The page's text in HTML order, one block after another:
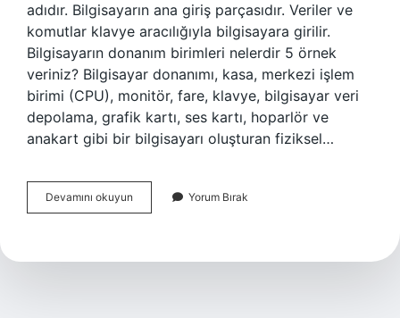
adıdır. Bilgisayarın ana giriş parçasıdır. Veriler ve
komutlar klavye aracılığıyla bilgisayara girilir.
Bilgisayarın donanım birimleri nelerdir 5 örnek
veriniz? Bilgisayar donanımı, kasa, merkezi işlem
birimi (CPU), monitör, fare, klavye, bilgisayar veri
depolama, grafik kartı, ses kartı, hoparlör ve
anakart gibi bir bilgisayarı oluşturan fiziksel…
Devamını okuyun Bilgisayar
Donanımı
Sınıf
Yorum Bırak